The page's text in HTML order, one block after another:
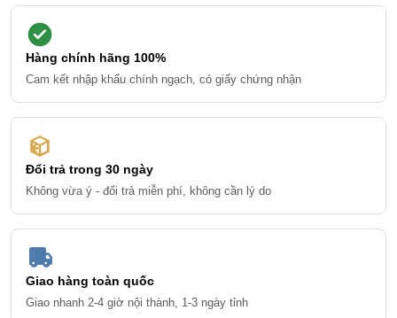
Hàng chính hãng 100%
Cam kết nhập khẩu chính ngạch, có giấy chứng nhận
Đổi trả trong 30 ngày
Không vừa ý - đổi trả miễn phí, không cần lý do
Giao hàng toàn quốc
Giao nhanh 2-4 giờ nội thành, 1-3 ngày tỉnh